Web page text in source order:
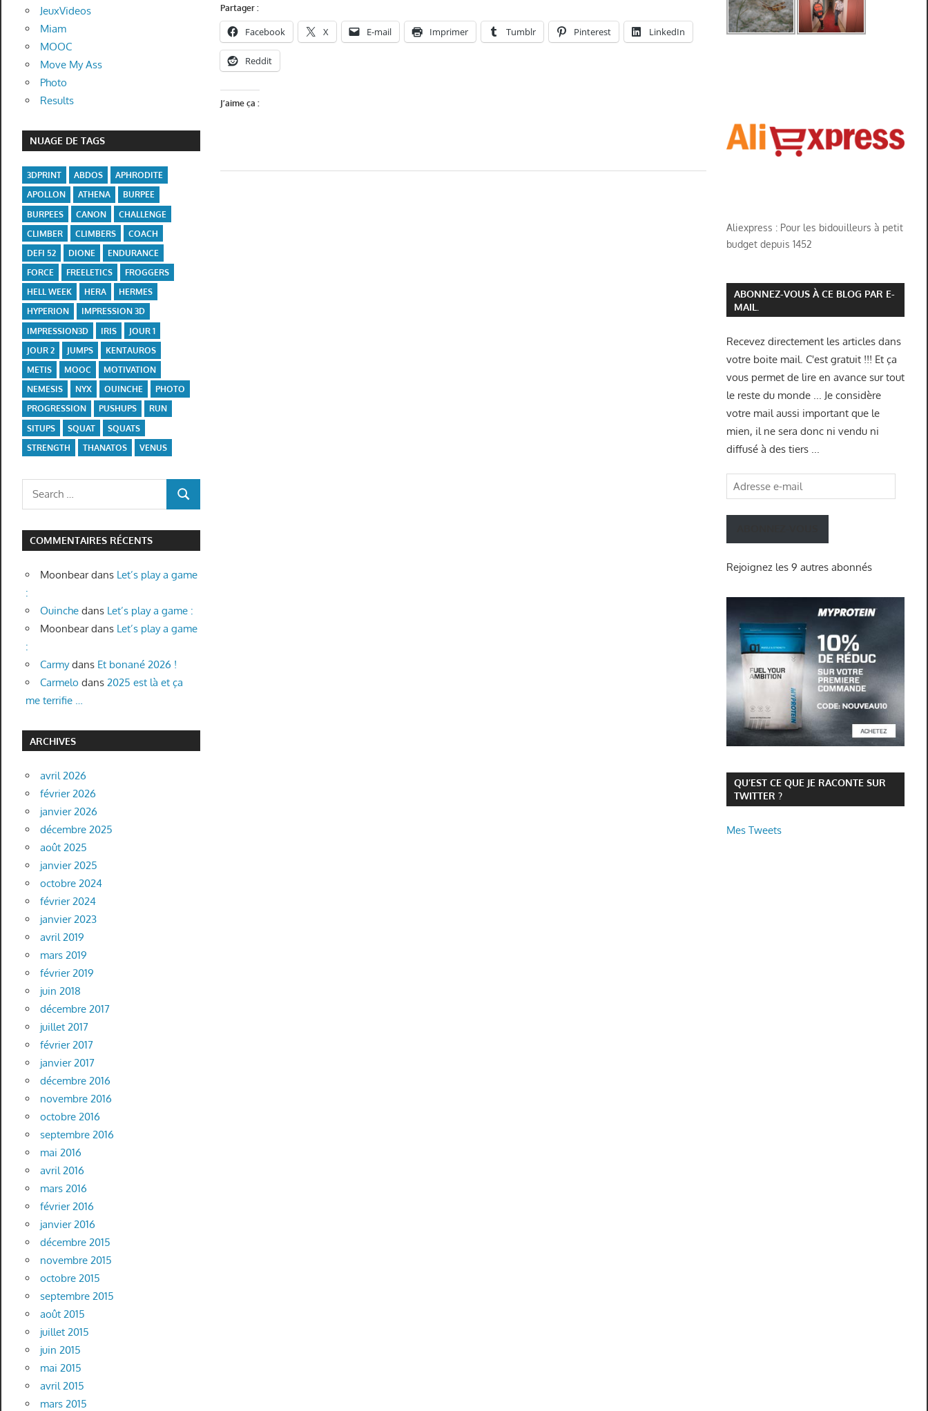
Partager :
Facebook X E-mail Imprimer Tumblr Pinterest LinkedIn
Reddit
J’aime ça :
JeuxVideos
Miam
MOOC
Move My Ass
Photo
Results
NUAGE DE TAGS
3DPRINT ABDOS
APHRODITE
APOLLON
ATHENA
BURPEE
BURPEES
CANON
CHALLENGE
CLIMBER
CLIMBERS
COACH
DEFI 52
DIONE
ENDURANCE
FORCE
FREELETICS
FROGGERS
HELL WEEK
HERA
HERMES
HYPERION
IMPRESSION 3D
IMPRESSION3D
IRIS
JOUR 1
JOUR 2
JUMPS
KENTAUROS
METIS
MOOC
MOTIVATION
NEMESIS
NYX OUINCHE
PHOTO
PROGRESSION
PUSHUPS
RUN
SITUPS
SQUAT
SQUATS
STRENGTH
THANATOS VENUS
Search
SEARCH
COMMENTAIRES RÉCENTS
Moonbeardans Let’s play a game
:
Ouinchedans Let’s play a game :
Moonbeardans Let’s play a game
:
Carmydans Et bonané 2026 !
Carmelo dans 2025 est là et ça
me terrifie …
ARCHIVES
avril 2026
février 2026
janvier 2026
décembre 2025
août 2025
janvier 2025
octobre 2024
février 2024
janvier 2023
avril 2019
mars 2019
février 2019
juin 2018
décembre 2017
juillet 2017
février 2017
janvier 2017
décembre 2016
novembre 2016
octobre 2016
septembre 2016
mai 2016
avril 2016
mars 2016
février 2016
janvier 2016
décembre 2015
novembre 2015
octobre 2015
septembre 2015
août 2015
juillet 2015
juin 2015
mai 2015
avril 2015
mars 2015
Aliexpress : Pour les bidouilleurs à petit
budget depuis 1452
ABONNEZ-VOUS À CE BLOG PAR E-
MAIL.
Recevez directement les articles dans
votre boite mail. C'est gratuit !!! Et ça
vous permet de lire en avance sur tout
le reste du monde ... Je considère
votre mail aussi important que le
mien, il ne sera donc ni vendu ni
diffusé à des tiers ...
Adresse
e-
mail
Rejoignez les 9 autres abonnés
QU’EST CE QUE JE RACONTE SUR
TWITTER ?
Mes Tweets